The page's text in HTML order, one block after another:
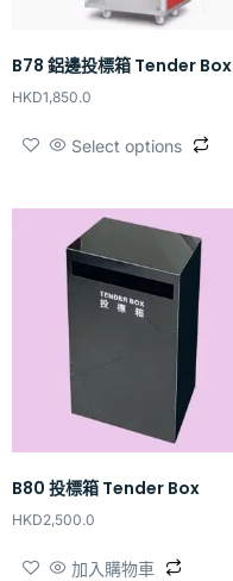
B78 鋁邊投標箱 Tender Box
HKD1,850.0
Select options
B80 投標箱 Tender Box
HKD2,500.0
加入購物車